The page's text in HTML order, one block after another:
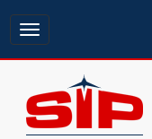
Открыть
навигацию